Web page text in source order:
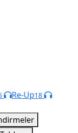
Re-Up18